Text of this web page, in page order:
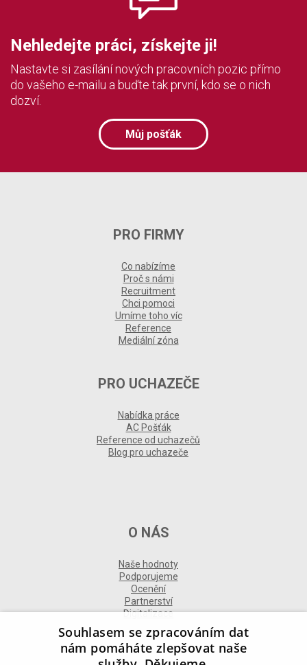
Nehledejte práci, získejte ji!
Nastavte si zasílání nových pracovních pozic přímo
do vašeho e-mailu a buďte tak první, kdo se o nich
dozví.
Můj pošťák
PRO FIRMY
Co nabízíme
Proč s námi
Recruitment
Chci pomoci
Umíme toho víc
Reference
Mediální zóna
PRO UCHAZEČE
Nabídka práce
AC Pošťák
Reference od uchazečů
Blog pro uchazeče
O NÁS
Naše hodnoty
Podporujeme
Ocenění
Partnerství
Digitalizace
Souhlasem se zpracováním dat
nám pomáháte zlepšovat naše